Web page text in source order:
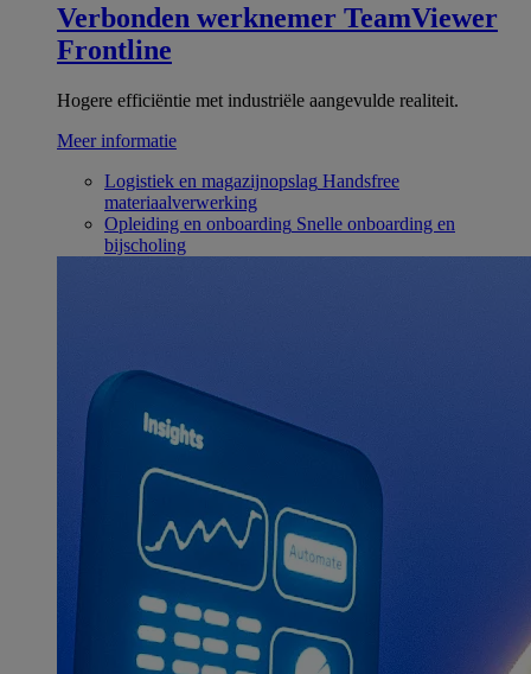
Verbonden werknemer TeamViewer
Frontline
Hogere efficiëntie met industriële aangevulde realiteit.
Meer informatie
Logistiek en magazijnopslag Handsfree
materiaalverwerking
Opleiding en onboarding Snelle onboarding en
bijscholing